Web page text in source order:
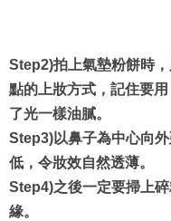
點的上妝方式，記住要
了光一樣油膩。
Step3)以鼻子為中心向
低，令妝效自然透薄。
Step4)之後一定要掃上
緣。